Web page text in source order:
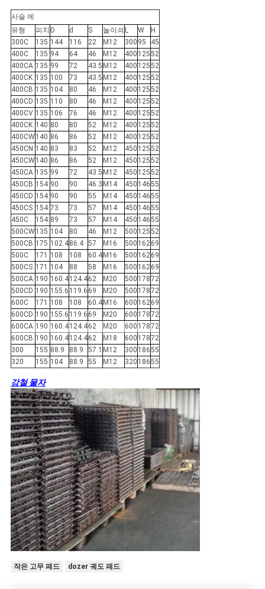
사슬 에
유형
피치 D d S 놀이쇠 L W
H
300C
135 144 116 22 M12 300 95
45
400C
135 94 64 46 M12 400 12552
400CA 135 99 72 43.5 M12 400 12552
400CK 135 100 73 43.5 M12 400 12552
400CB 135 104 80 46 M12 400 12552
400CD 135 110 80 46 M12 400 12552
400CV 135 106 76 46 M12 400 12552
400CK 140 80 80 52 M12 400 12552
400CW140 86 86 52 M12 400 12552
450CN 140 83 83 52 M12 450 12552
450CW140 86 86 52 M12 450 12552
450CA 135 99 72 43.5 M12 450 12552
450CB 154 90 90 46.3 M14 450 14655
450CD 154 90 90 55 M14 450 14655
450CS 154 73 73 57 M14 450 14655
450C
154 89 73 57 M14 450 14655
500CW135 104 80 46 M12 500 12552
500CB 175 102.486.4 57 M16 500 16269
500C
171 108 108 60.4 M16 500 16269
500CS 171 104 88 58 M16 500 16269
500CA 190 160.4124.462 M20 500 17872
500CD 190 155.6 119.6 69 M20 500 17872
600C
171 108 108 60.4 M16 600 16269
600CD 190 155.6 119.6 69 M20 600 17872
600CA 190 160.4124.462 M20 600 17872
600CB 190 160.4124.462 M18 600 17872
300
155 88.9 88.9 57.1 M12 300 18655
320
155 104 88.9 55 M12 320 18655
강철 물자
작은 고무 패드 dozer 궤도 패드